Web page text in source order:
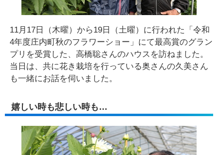
11月17日（木曜）から19日（土曜）に行われた「令和
4年度庄内町秋のフラワーショー」にて最高賞のグラン
プリを受賞した、高橋聡さんのハウスを訪ねました。
当日は、共に花き栽培を行っている奥さんの久美さん
も一緒にお話を伺いました。
嬉しい時も悲しい時も…